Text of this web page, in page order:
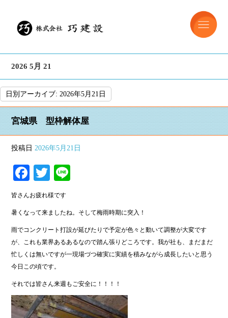
2026 5月 21
日別アーカイブ: 2026年5月21日
宮城県 型枠解体屋
投稿日 2026年5月21日
Facebook
Twitter
皆さんお疲れ様です
暑くなって来ましたね。そして梅雨時期に突入！
雨でコンクリート打設が延びたりで予定が色々と動いて調整が大変です
が、これも業界あるあるなので踏ん張りどころです。我が社も、まだまだ
忙しくは無いですが一現場づつ確実に実績を積みながら成長したいと思う
今日この頃です。
それでは皆さん来週もご安全に！！！！